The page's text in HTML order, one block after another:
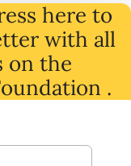
here to
with all
on the
.